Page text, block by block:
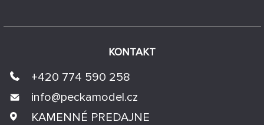
KONTAKT
+420 774 590 258
info@peckamodel.cz
KAMENNÉ PREDAJNE